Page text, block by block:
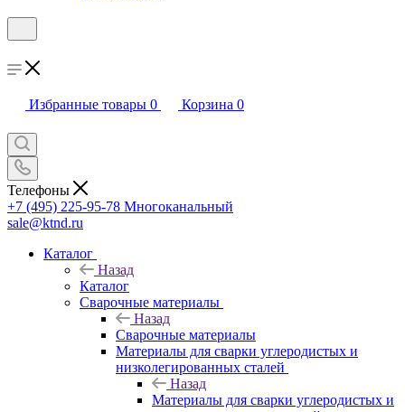
Избранные товары 0 Корзина 0
Телефоны
+7 (495) 225-95-78 Многоканальный
sale@ktnd.ru
Каталог
Назад
Каталог
Сварочные материалы
Назад
Сварочные материалы
Материалы для сварки углеродистых и
низколегированных сталей
Назад
Материалы для сварки углеродистых и